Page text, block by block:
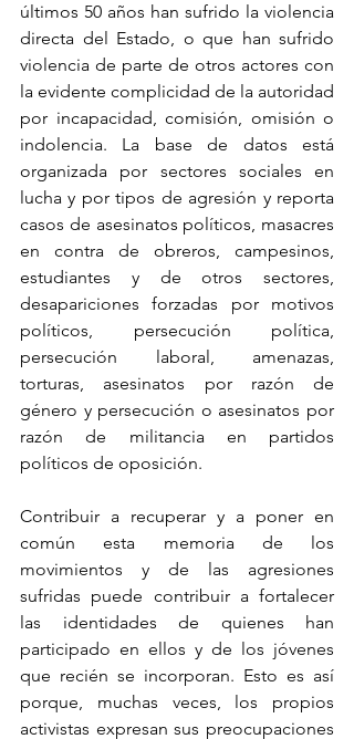
últimos 50 años han sufrido la violencia
directa del Estado, o que han sufrido
violencia de parte de otros actores con
la evidente complicidad de la autoridad
por incapacidad, comisión, omisión o
indolencia. La base de datos está
organizada por sectores sociales en
lucha y por tipos de agresión y reporta
casos de asesinatos políticos, masacres
en contra de obreros, campesinos,
estudiantes y de otros sectores,
desapariciones forzadas por motivos
políticos, persecución política,
persecución laboral, amenazas,
torturas, asesinatos por razón de
género y persecución o asesinatos por
razón de militancia en partidos
políticos de oposición.
Contribuir a recuperar y a poner en
común esta memoria de los
movimientos y de las agresiones
sufridas puede contribuir a fortalecer
las identidades de quienes han
participado en ellos y de los jóvenes
que recién se incorporan. Esto es así
porque, muchas veces, los propios
activistas expresan sus preocupaciones